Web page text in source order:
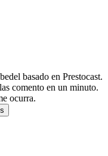
basado en Prestocast.
comento en un minuto.
ocurra.